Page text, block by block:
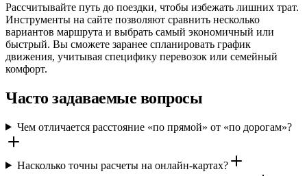
Рассчитывайте путь до поездки, чтобы избежать лишних трат.
Инструменты на сайте позволяют сравнить несколько
вариантов маршрута и выбрать самый экономичный или
быстрый. Вы сможете заранее спланировать график
движения, учитывая специфику перевозок или семейный
комфорт.
Часто задаваемые вопросы
Чем отличается расстояние «по прямой» от «по дорогам»?
Насколько точны расчеты на онлайн-картах?